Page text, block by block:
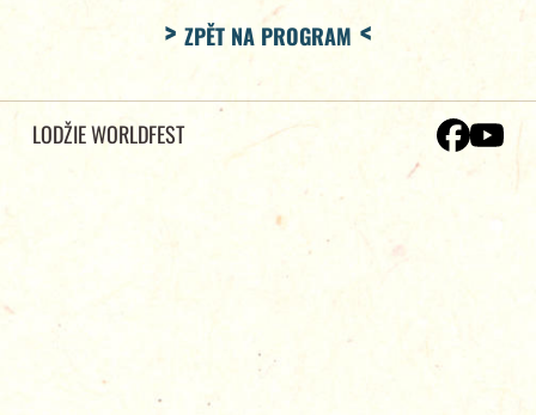
ZPĚT NA PROGRAM
LODŽIE WORLDFEST